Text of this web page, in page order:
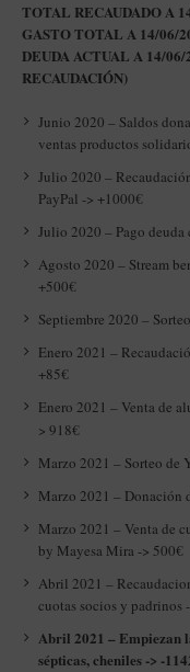
TOTAL RECAUDADO A
GASTO TOTAL A 14/06/
DEUDA ACTUAL A 14/
RECAUDACIÓN)
Junio 2020 – Saldos
ventas productos
Julio 2020 –
PayPal -> +1000€
Julio 2020 – Pago
Agosto 2020 – Stream
+500€
Septiembre 2020 –
Enero 2021 –
+85€
Enero 2021 – Venta de
> 918€
Marzo 2021 – Sorteo de
Marzo 2021 – Donación
Marzo 2021 – Venta de
by Mayesa Mira -> 500€
Abril 2021 –
cuotas socios y padrinos
Abril 2021 – Empiezan
sépticas, cheniles -> -